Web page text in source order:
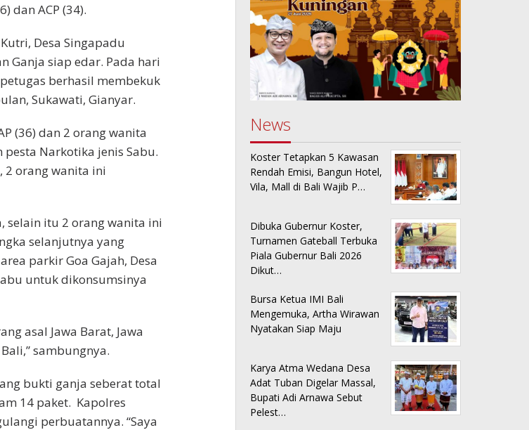
dan ACP (34).
Desa Singapadu
Ganja siap edar. Pada hari
berhasil membekuk
Sukawati, Gianyar.
(36) dan 2 orang wanita
pesta Narkotika jenis Sabu.
2 orang wanita ini
selain itu 2 orang wanita ini
selanjutnya yang
parkir Goa Gajah, Desa
untuk dikonsumsinya
asal Jawa Barat, Jawa
sambungnya.
bukti ganja seberat total
14 paket. Kapolres
perbuatannya. “Saya
News
Koster Tetapkan 5 Kawasan
Rendah Emisi, Bangun Hotel,
Vila, Mall di Bali Wajib P…
Dibuka Gubernur Koster,
Turnamen Gateball Terbuka
Piala Gubernur Bali 2026
Dikut…
Bursa Ketua IMI Bali
Mengemuka, Artha Wirawan
Nyatakan Siap Maju
Karya Atma Wedana Desa
Adat Tuban Digelar Massal,
Bupati Adi Arnawa Sebut
Pelest…